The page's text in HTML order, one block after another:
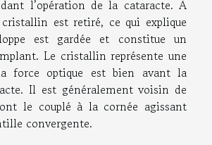
l’opération de la cataracte. À
est retiré, ce qui explique
est gardée et constitue un
Le cristallin représente une
force optique est bien avant la
Il est généralement voisin de
le couplé à la cornée agissant
convergente.